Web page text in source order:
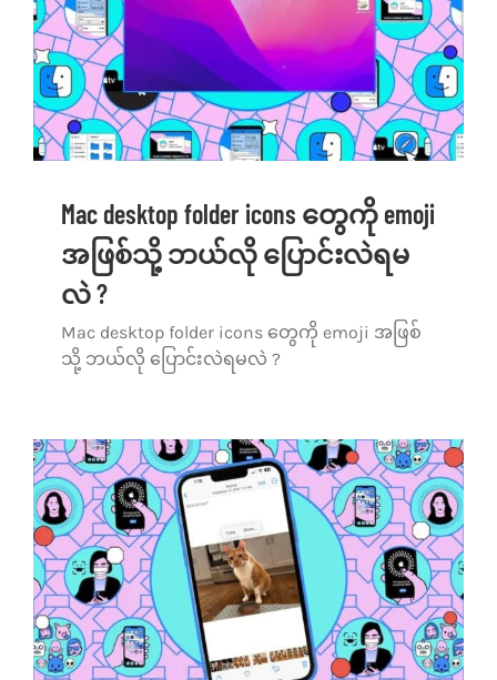
Mac desktop folder icons တွေကို emoji
အဖြစ်သို့ ဘယ်လို ပြောင်းလဲရမ
လဲ ?
Mac desktop folder icons တွေကို emoji အဖြစ်
သို့ ဘယ်လို ပြောင်းလဲရမလဲ ?